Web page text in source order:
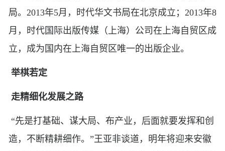
局。2013年5月，时代华文书局在北京成立；2013年8
月，时代国际出版传媒（上海）公司在上海自贸区成
立，成为国内在上海自贸区唯一的出版企业。
举棋若定
走精细化发展之路
“先是打基础、谋大局、布产业，后面就要发挥和创
造，不断精耕细作。”王亚非谈道，明年将迎来安徽